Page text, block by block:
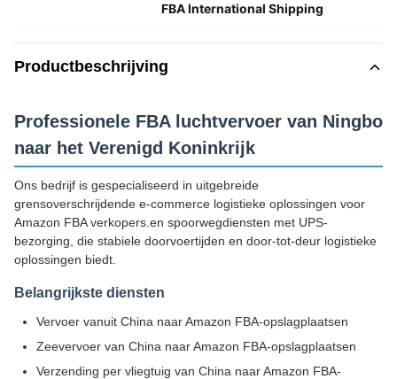
FBA International Shipping
Productbeschrijving
Professionele FBA luchtvervoer van Ningbo
naar het Verenigd Koninkrijk
Ons bedrijf is gespecialiseerd in uitgebreide
grensoverschrijdende e-commerce logistieke oplossingen voor
Amazon FBA verkopers.en spoorwegdiensten met UPS-
bezorging, die stabiele doorvoertijden en door-tot-deur logistieke
oplossingen biedt.
Belangrijkste diensten
Vervoer vanuit China naar Amazon FBA-opslagplaatsen
Zeevervoer van China naar Amazon FBA-opslagplaatsen
Verzending per vliegtuig van China naar Amazon FBA-